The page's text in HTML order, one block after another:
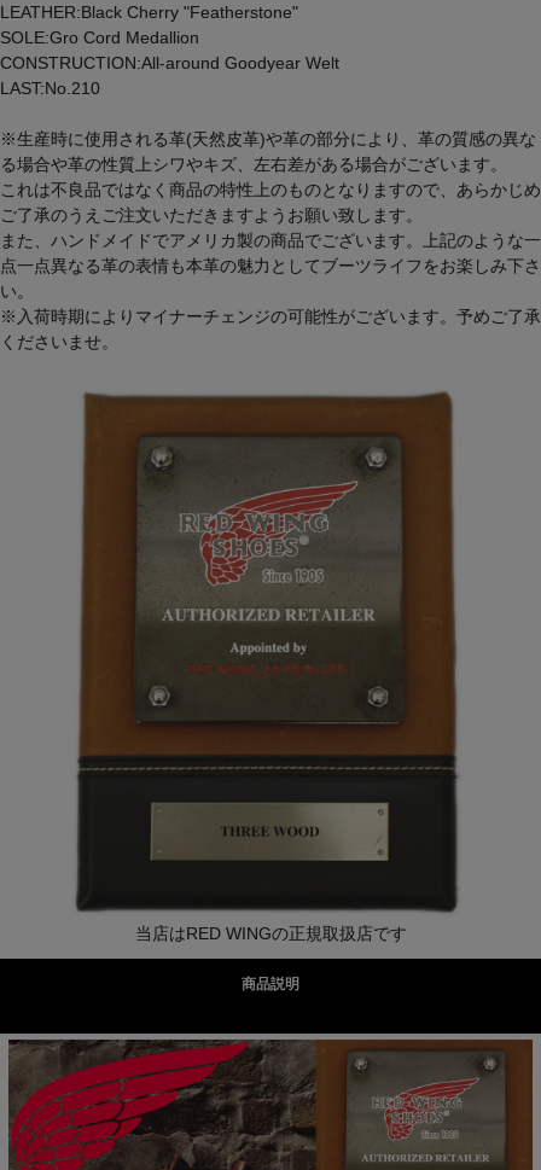
LEATHER:Black Cherry "Featherstone"
SOLE:Gro Cord Medallion
CONSTRUCTION:All-around Goodyear Welt
LAST:No.210
※生産時に使用される革(天然皮革)や革の部分により、革の質感の異な
る場合や革の性質上シワやキズ、左右差がある場合がございます。
これは不良品ではなく商品の特性上のものとなりますので、あらかじめ
ご了承のうえご注文いただきますようお願い致します。
また、ハンドメイドでアメリカ製の商品でございます。上記のような一
点一点異なる革の表情も本革の魅力としてブーツライフをお楽しみ下さ
い。
※入荷時期によりマイナーチェンジの可能性がございます。予めご了承
くださいませ。
当店はRED WINGの正規取扱店です
商品説明